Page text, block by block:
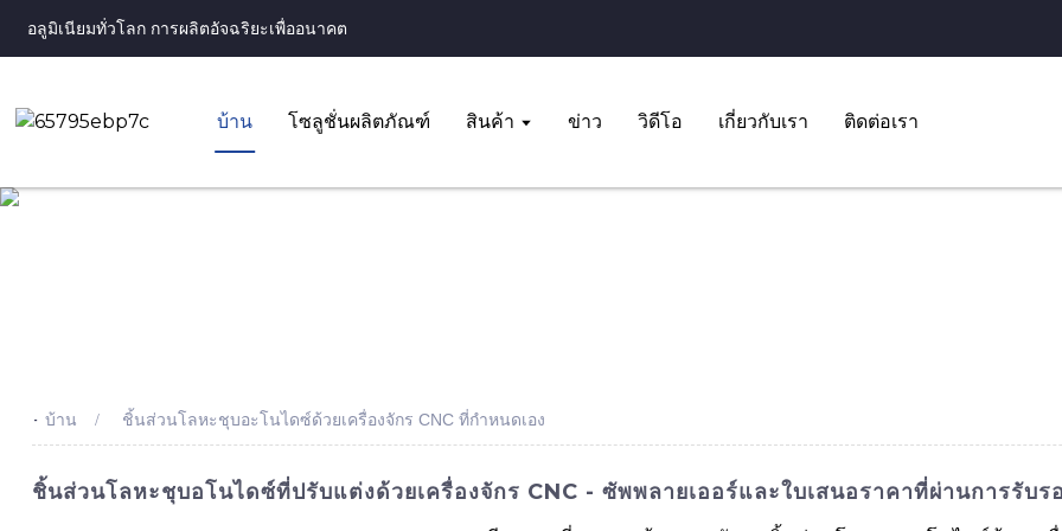
อลูมิเนียมทั่วโลก การผลิตอัจฉริยะเพื่ออนาคต
บ้าน โซลูชั่นผลิตภัณฑ์ สินค้า ข่าว วิดีโอ เกี่ยวกับเรา ติดต่อเรา
- บ้าน ชิ้นส่วนโลหะชุบอะโนไดซ์ด้วยเครื่องจักร CNC ที่กำหนดเอง
ชิ้นส่วนโลหะชุบอโนไดซ์ที่ปรับแต่งด้วยเครื่องจักร CNC - ซัพพลายเออร์และใบเสนอราคาที่ผ่านการรับร